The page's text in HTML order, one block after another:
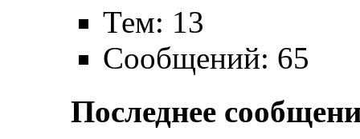
Тем: 13
Сообщений: 65
Последнее